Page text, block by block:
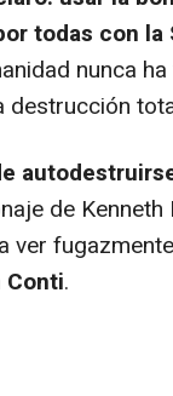
todas con la
nunca
destrucción
de Kenneth
ver
.